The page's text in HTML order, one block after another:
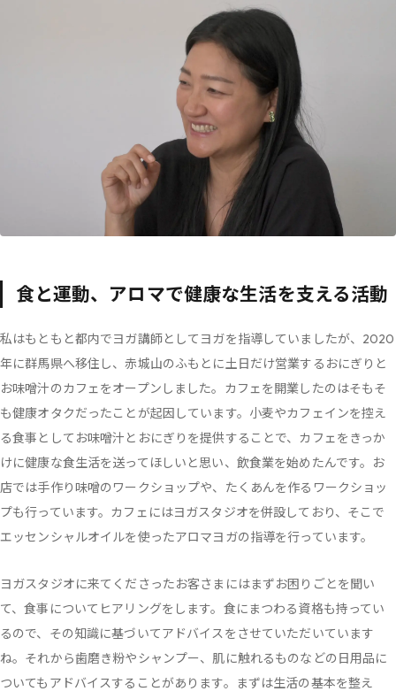
食と運動、アロマで健康な生活を支える活動
私はもともと都内でヨガ講師としてヨガを指導していましたが、2020
年に群馬県へ移住し、赤城山のふもとに土日だけ営業するおにぎりと
お味噌汁のカフェをオープンしました。カフェを開業したのはそもそ
も健康オタクだったことが起因しています。小麦やカフェインを控え
る食事としてお味噌汁とおにぎりを提供することで、カフェをきっか
けに健康な食生活を送ってほしいと思い、飲食業を始めたんです。お
店では手作り味噌のワークショップや、たくあんを作るワークショッ
プも行っています。カフェにはヨガスタジオを併設しており、そこで
エッセンシャルオイルを使ったアロマヨガの指導を行っています。
ヨガスタジオに来てくださったお客さまにはまずお困りごとを聞い
て、食事についてヒアリングをします。食にまつわる資格も持ってい
るので、その知識に基づいてアドバイスをさせていただいています
ね。それから歯磨き粉やシャンプー、肌に触れるものなどの日用品に
ついてもアドバイスすることがあります。まずは生活の基本を整え